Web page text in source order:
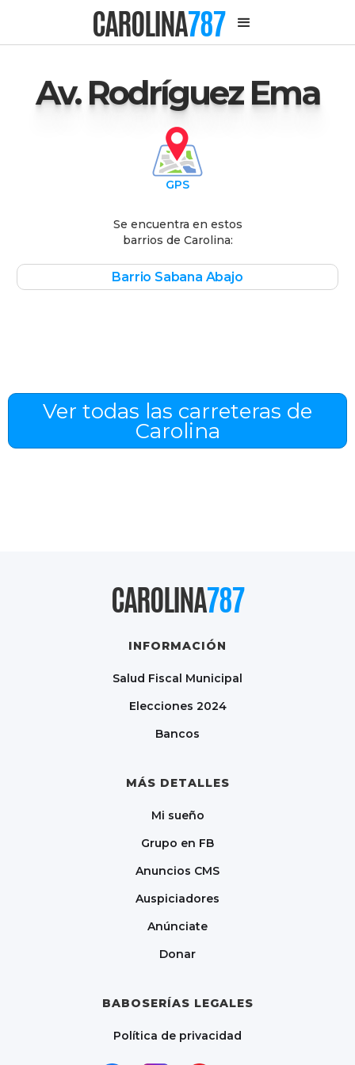
CAROLINA787
Av. Rodríguez Ema
GPS
Se encuentra en estos
barrios de Carolina:
Barrio Sabana Abajo
Ver todas las carreteras de
Carolina
CAROLINA787
INFORMACIÓN
Salud Fiscal Municipal
Elecciones 2024
Bancos
MÁS DETALLES
Mi sueño
Grupo en FB
Anuncios CMS
Auspiciadores
Anúnciate
Donar
BABOSERÍAS LEGALES
Política de privacidad